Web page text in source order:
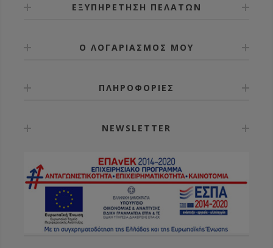
ΕΞΥΠΗΡΕΤΗΣΗ ΠΕΛΑΤΩΝ
Ο ΛΟΓΑΡΙΑΣΜΟΣ ΜΟΥ
ΠΛΗΡΟΦΟΡΙΕΣ
NEWSLETTER